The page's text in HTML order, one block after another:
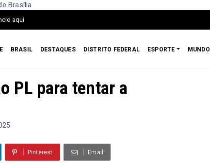
Brasília
aqui
BRASIL DESTAQUES DISTRITO FEDERAL ESPORTE MUNDO
PL para tentar a
Pinterest Email